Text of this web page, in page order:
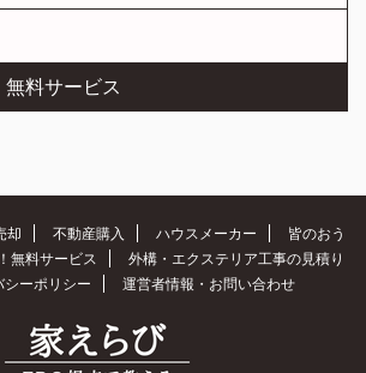
料サービス
却 不動産購入 ハウスメーカー
皆のおう
無料サービス
外構・エクステリア工事の見積り
シーポリシー 運営者情報・お問い合わせ